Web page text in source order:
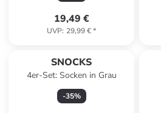
19,49 €
UVP: 29,99 €*
SNOCKS
4er-Set: Socken in Grau
-35%